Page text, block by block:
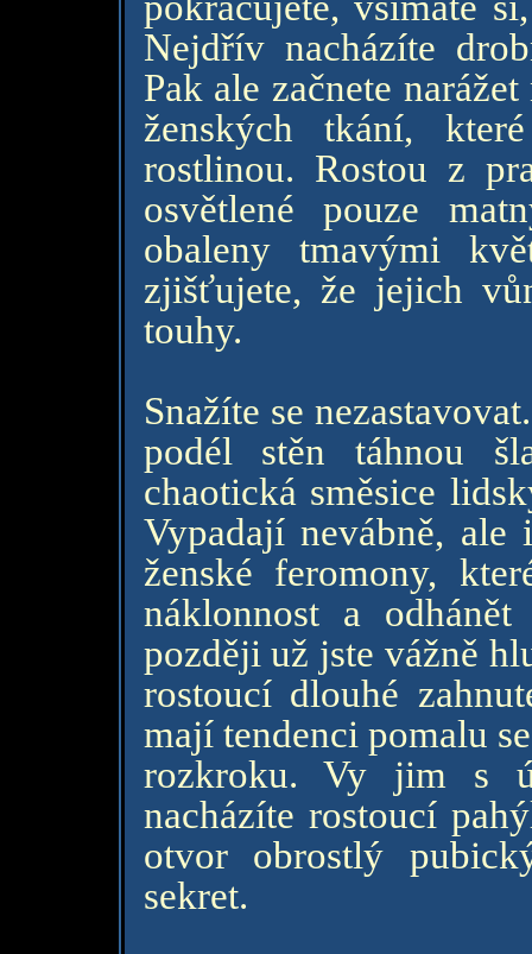
Nejdřív nacházíte
Pak ale začnete
ženských tkání,
rostlinou. Rostou z
osvětlené pouze
obaleny tmavými
zjišťujete, že jejich
touhy.
Snažíte se
podél stěn táhnou
chaotická směsice
Vypadají nevábně,
ženské feromony,
náklonnost a
později už jste vážně
rostoucí dlouhé
mají tendenci pomalu
rozkroku. Vy jim s
nacházíte rostoucí
otvor obrostlý
sekret.